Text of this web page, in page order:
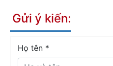
Gửi ý kiến:
Họ tên *